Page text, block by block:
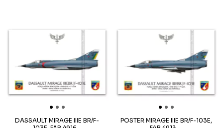
DASSAULT MIRAGE IIIE BR/F-
POSTER MIRAGE IIIE BR/F-103E,